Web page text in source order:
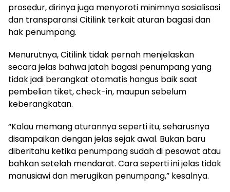
prosedur, dirinya juga menyoroti minimnya sosialisasi
dan transparansi Citilink terkait aturan bagasi dan
hak penumpang.
Menurutnya, Citilink tidak pernah menjelaskan
secara jelas bahwa jatah bagasi penumpang yang
tidak jadi berangkat otomatis hangus baik saat
pembelian tiket, check-in, maupun sebelum
keberangkatan.
“Kalau memang aturannya seperti itu, seharusnya
disampaikan dengan jelas sejak awal. Bukan baru
diberitahu ketika penumpang sudah di pesawat atau
bahkan setelah mendarat. Cara seperti ini jelas tidak
manusiawi dan merugikan penumpang,” kesalnya.